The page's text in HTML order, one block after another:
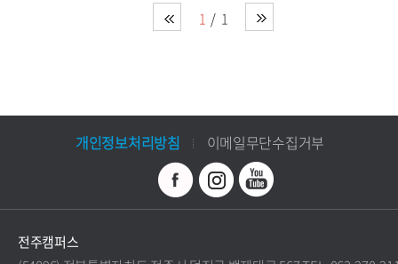
1 1
개인정보처리방침 이메일무단수집거부
전주캠퍼스